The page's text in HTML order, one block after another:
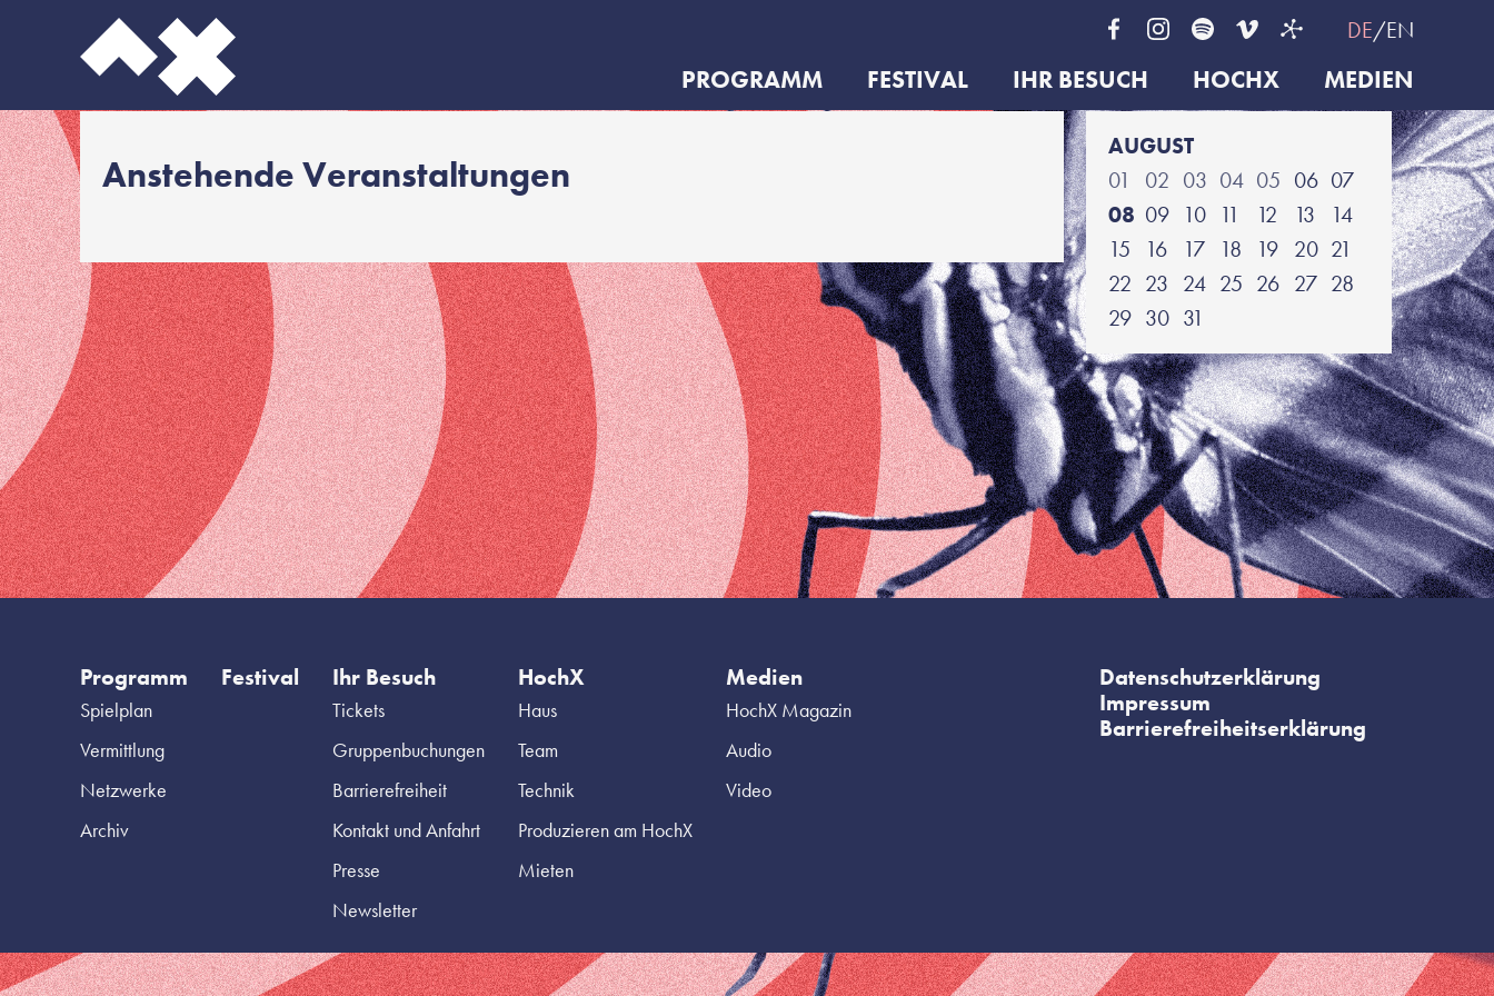
DE EN
PROGRAMM FESTIVAL IHR BESUCH HOCHX MEDIEN
Anstehende Veranstaltungen
AUGUST
01
02 03 04 05 06 07
08 09 10 11 12 13
14
15
16 17 18 19 20 21
22 23 24 25 26 27 28
29 30 31
Programm
Spielplan
Vermittlung
Netzwerke
Archiv
Festival Ihr Besuch
Tickets
Gruppenbuchungen
Barrierefreiheit
Kontakt und Anfahrt
Presse
Newsletter
HochX
Haus
Team
Technik
Produzieren am HochX
Mieten
Medien
HochX Magazin
Audio
Video
Datenschutzerklärung
Impressum
Barrierefreiheitserklärung